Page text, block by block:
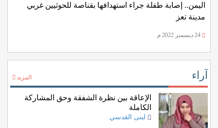
اليمن.. إصابة طفلة جراء استهدافها بقناصة للحوثيين غربي
مدينة تعز
آراء المزيد
الإعاقة بين نظرة الشفقة وحق المشاركة
الكاملة
لبنى القدسي